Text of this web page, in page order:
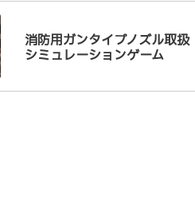
消防用ガンタイプノズル取扱
シミュレーションゲーム